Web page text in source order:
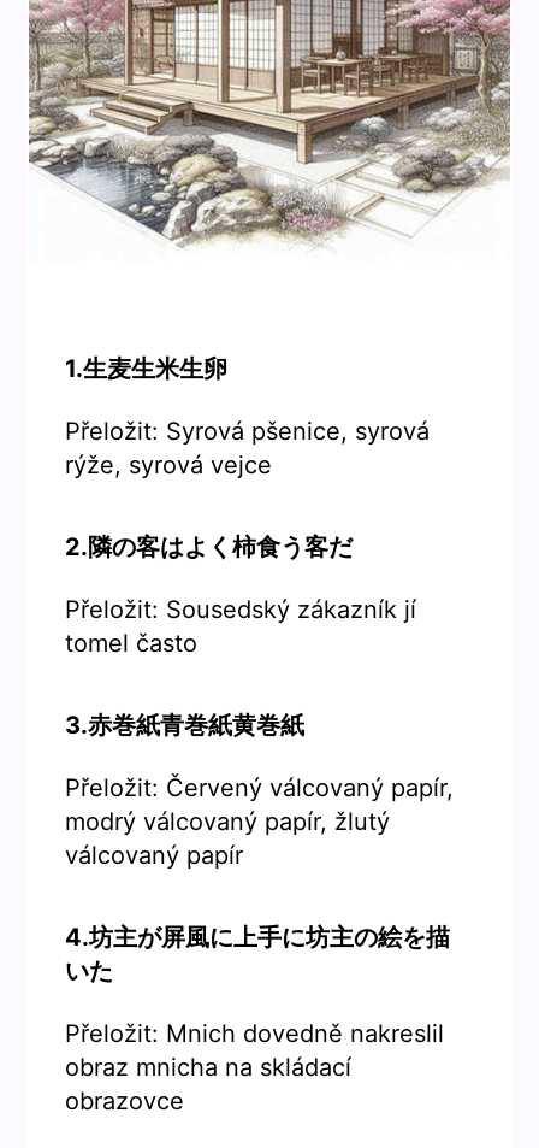
1.生麦生米生卵
Přeložit: Syrová pšenice, syrová
rýže, syrová vejce
2.隣の客はよく柿食う客だ
Přeložit: Sousedský zákazník jí
tomel často
3.赤巻紙青巻紙黄巻紙
Přeložit: Červený válcovaný papír,
modrý válcovaný papír, žlutý
válcovaný papír
4.坊主が屏風に上手に坊主の絵を描
いた
Přeložit: Mnich dovedně nakreslil
obraz mnicha na skládací
obrazovce